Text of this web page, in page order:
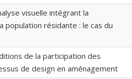
visuelle intégrant la
population résidante : le cas du
de la participation des
de design en aménagement